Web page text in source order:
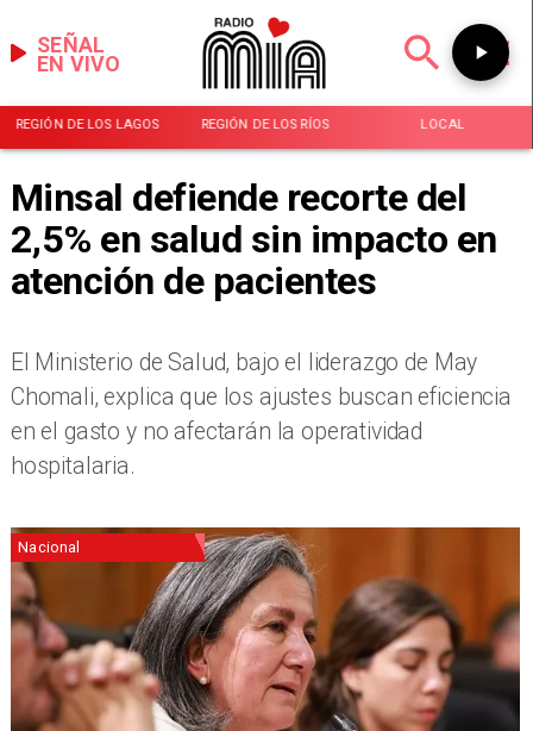
EN VIVO
SEÑAL
REGIÓN DE LOS LAGOS REGIÓN DE LOS RÍOS LOCAL
Minsal defiende recorte del
2,5% en salud sin impacto en
atención de pacientes
El Ministerio de Salud, bajo el liderazgo de May
Chomali, explica que los ajustes buscan eficiencia
en el gasto y no afectarán la operatividad
hospitalaria.
Nacional